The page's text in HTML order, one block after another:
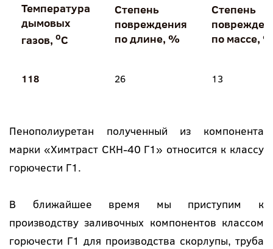
Температура
дымовых
газов, оС
Степень
повреждения
по длине, %
Степень
по массе,
118 26 13
Пенополиуретан полученный из компонента
марки «Химтраст СКН-40 Г1» относится к классу
горючести Г1.
В ближайшее время мы приступим к
производству заливочных компонентов классом
горючести Г1 для производства скорлупы, труба